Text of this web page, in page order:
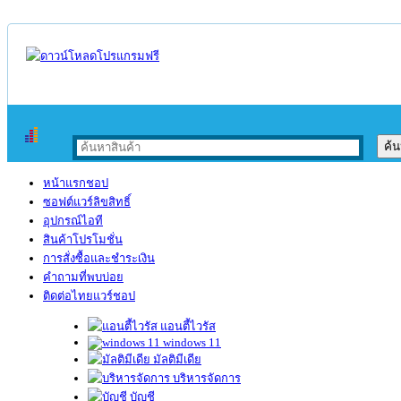
หน้าแรกชอป
ซอฟต์แวร์ลิขสิทธิ์
อุปกรณ์ไอที
สินค้าโปรโมชั่น
การสั่งซื้อและชำระเงิน
คำถามที่พบบ่อย
ติดต่อไทยแวร์ชอป
แอนตี้ไวรัส
windows 11
มัลติมีเดีย
บริหารจัดการ
บัญชี